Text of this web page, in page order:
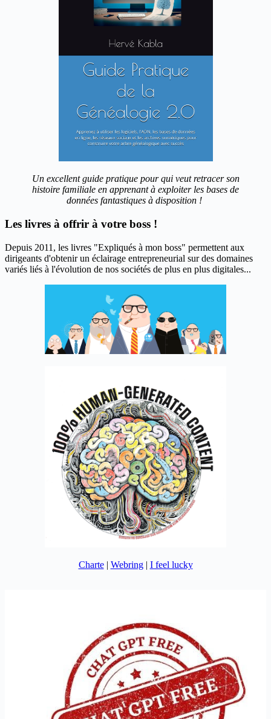
Un excellent guide pratique pour qui veut retracer son
histoire familiale en apprenant à exploiter les bases de
données fantastiques à disposition !
Les livres à offrir à votre boss !
Depuis 2011, les livres "Expliqués à mon boss" permettent aux
dirigeants d'obtenir un éclairage entrepreneurial sur des domaines
variés liés à l'évolution de nos sociétés de plus en plus digitales...
Charte| Webring| I feel lucky